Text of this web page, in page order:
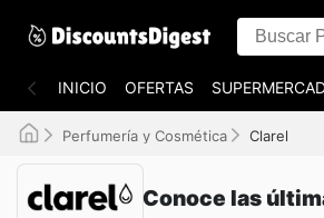
INICIO OFERTAS
Perfumería y Cosmética Clarel
Conoce las